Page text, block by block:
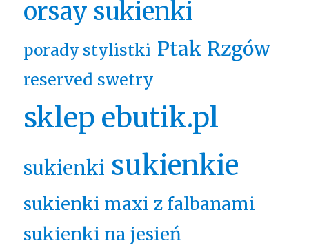
orsay sukienki
porady stylistki Ptak Rzgów
reserved swetry
sklep ebutik.pl
sukienki sukienkie
sukienki maxi z falbanami
sukienki na jesień